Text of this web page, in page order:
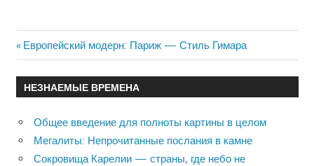
Навигация
по
записям
Previous
Post:
Европейский модерн: Париж — Стиль Гимара
НЕЗНАЕМЫЕ ВРЕМЕНА
Общее введение для полноты картины в целом
Мегалиты: Непрочитанные послания в камне
Сокровища Карелии — страны, где небо не